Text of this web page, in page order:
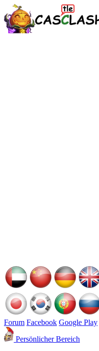
Forum Facebook Google Play
Persönlicher Bereich